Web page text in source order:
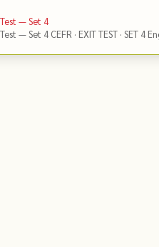
— Set 4
— Set 4 CEFR · EXIT TEST · SET